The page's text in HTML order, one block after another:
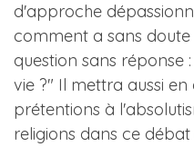
d'approche
comment a sans
question sans réponse
vie ?" Il mettra aussi
prétentions à
religions dans ce